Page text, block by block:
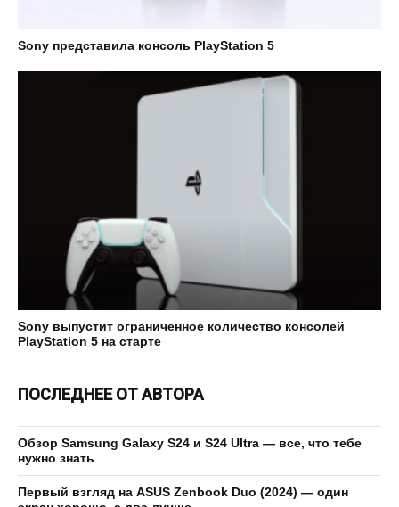
Sony представила консоль PlayStation 5
Sony выпустит ограниченное количество консолей
PlayStation 5 на старте
ПОСЛЕДНЕЕ ОТ АВТОРА
Обзор Samsung Galaxy S24 и S24 Ultra — все, что тебе
нужно знать
Первый взгляд на ASUS Zenbook Duo (2024) — один